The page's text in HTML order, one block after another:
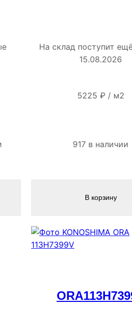
На склад поступит
15.08.2026
5225 ₽/ м2
917 в наличии
В корзину